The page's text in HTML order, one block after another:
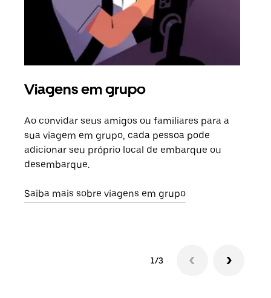
Viagens em grupo
Ao convidar seus amigos ou familiares para a
sua viagem em grupo, cada pessoa pode
adicionar seu próprio local de embarque ou
desembarque.
Saiba mais sobre viagens em grupo
1/3